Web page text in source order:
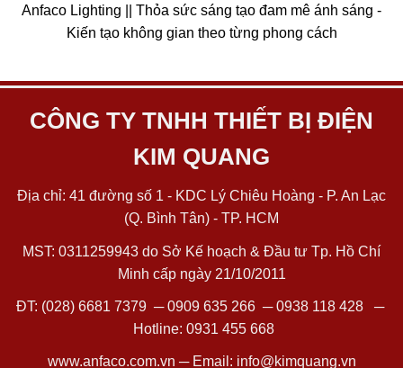
Anfaco Lighting || Thỏa sức sáng tạo đam mê ánh sáng -
Kiến tạo không gian theo từng phong cách
CÔNG TY TNHH THIẾT BỊ ĐIỆN
KIM QUANG
Địa chỉ: 41 đường số 1 - KDC Lý Chiêu Hoàng - P. An Lạc
(Q. Bình Tân) - TP. HCM
MST: 0311259943 do Sở Kế hoạch & Đầu tư Tp. Hồ Chí
Minh cấp ngày 21/10/2011
ĐT: (028) 6681 7379 ─0909 635 266─0938 118 428─
Hotline: 0931 455 668
www.anfaco.com.vn ─ Email: info@kimquang.vn